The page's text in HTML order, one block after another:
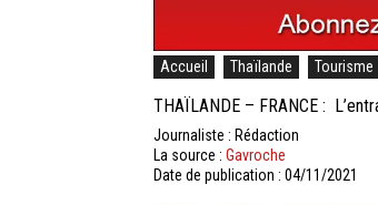
Accueil Thaïlande Tourisme
THAÏLANDE – FRANCE :
Journaliste : Rédaction
La source : Gavroche
Date de publication : 04/11/2021